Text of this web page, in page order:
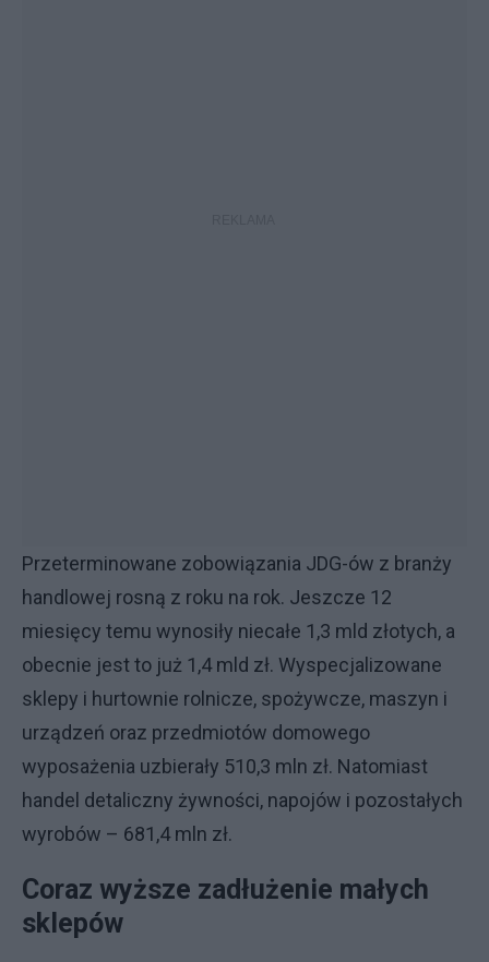
Przeterminowane zobowiązania JDG-ów z branży
handlowej rosną z roku na rok. Jeszcze 12
miesięcy temu wynosiły niecałe 1,3 mld złotych, a
obecnie jest to już 1,4 mld zł. Wyspecjalizowane
sklepy i hurtownie rolnicze, spożywcze, maszyn i
urządzeń oraz przedmiotów domowego
wyposażenia uzbierały 510,3 mln zł. Natomiast
handel detaliczny żywności, napojów i pozostałych
wyrobów – 681,4 mln zł.
Coraz wyższe zadłużenie małych
sklepów